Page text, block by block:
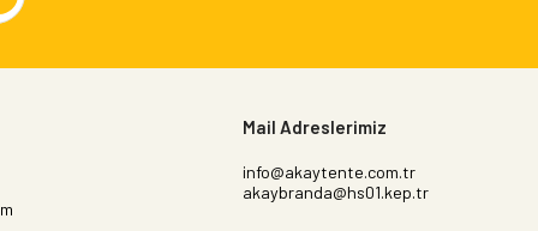
Mail Adreslerimiz
info@akaytente.com.tr
akaybranda@hs01.kep.tr